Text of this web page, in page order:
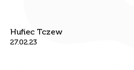
Hufiec Tczew
27.02.23